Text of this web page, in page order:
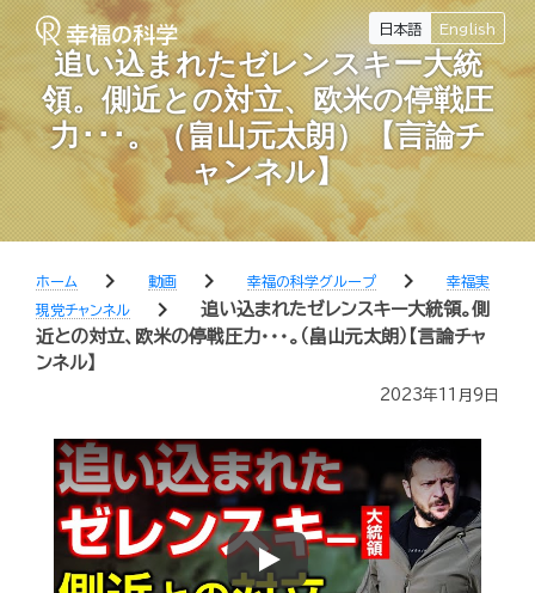
日本語 English
追い込まれたゼレンスキー大統
領。側近との対立、欧米の停戦圧
力･･･。（畠山元太朗）【言論チ
ャンネル】
ホーム chevron_right 動画 chevron_right 幸福の科学グループ chevron_right
幸福実
現党チャンネル
chevron_right
追い込まれたゼレンスキー大統領。側
近との対立、欧米の停戦圧力･･･。（畠山元太朗）【言論チャ
ンネル】
2023年11月9日
Play